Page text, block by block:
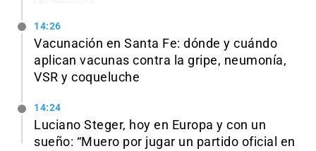
14:26
Vacunación en Santa Fe: dónde y cuándo
aplican vacunas contra la gripe, neumonía,
VSR y coqueluche
14:24
Luciano Steger, hoy en Europa y con un
sueño: “Muero por jugar un partido oficial en